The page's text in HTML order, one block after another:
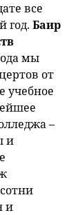
все
год. Баир
мы
от
учебное
–
и
и